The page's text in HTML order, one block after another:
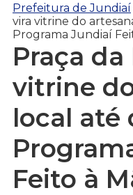
Prefeitura de Jundiaí
vira vitrine do
Programa Jundiaí
Praça
vitrine
local até
Feito à